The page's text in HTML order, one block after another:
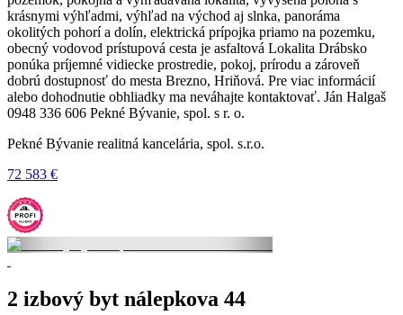
krásnymi výhľadmi, výhľad na východ aj slnka, panoráma
okolitých pohorí a dolín, elektrická prípojka priamo na pozemku,
obecný vodovod prístupová cesta je asfaltová Lokalita Drábsko
ponúka príjemné vidiecke prostredie, pokoj, prírodu a zároveň
dobrú dostupnosť do mesta Brezno, Hriňová. Pre viac informácií
alebo dohodnutie obhliadky ma neváhajte kontaktovať. Ján Halgaš
0948 336 606 Pekné Bývanie, spol. s r. o.
Pekné Bývanie realitná kancelária, spol. s.r.o.
72 583 €
2 izbový byt nálepkova 44